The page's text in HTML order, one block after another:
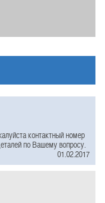
контактный номер
по Вашему вопросу.
01.02.2017